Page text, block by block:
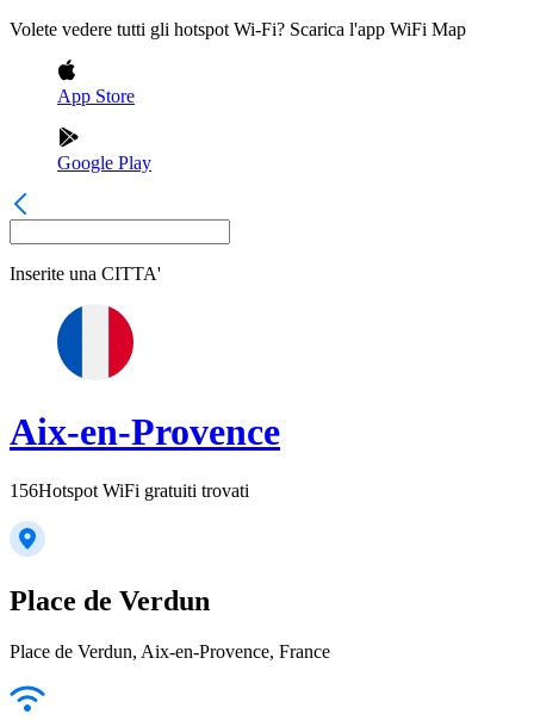
Volete vedere tutti gli hotspot Wi-Fi? Scarica l'app WiFi Map
App Store
Google Play
Inserite una CITTA'
Aix-en-Provence
156Hotspot WiFi gratuiti trovati
Place de Verdun
Place de Verdun, Aix-en-Provence, France